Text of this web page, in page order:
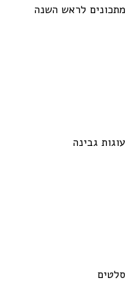
מתכונים לראש השנה
עוגות גבינה
סלטים